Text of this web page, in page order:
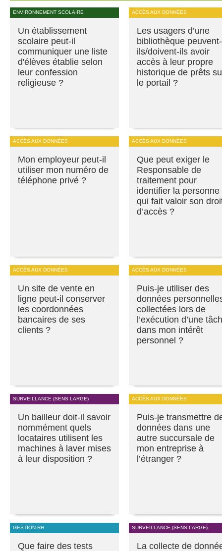
ENVIRONNEMENT SCOLAIRE
Un établissement
scolaire peut-il
communiquer une liste
d'élèves établie selon
leur confession
religieuse ?
ACCÈS AUX DONNÉES
Les usagers d’une
bibliothèque peuvent-
ils/doivent-ils avoir
accès à leur propre
historique de prêts
le portail ?
ACCÈS AUX DONNÉES
Mon employeur peut-il
utiliser mon numéro de
téléphone privé ?
ACCÈS AUX DONNÉES
Que peut exiger le
Responsable de
traitement pour
identifier la personne
qui fait valoir son
d’accès ?
ACCÈS AUX DONNÉES
Un site de vente en
ligne peut-il conserver
les coordonnées
bancaires de ses
clients ?
ACCÈS AUX DONNÉES
Puis-je utiliser des
données
collectées lors de
l’exécution d’une
dans mon intérêt
personnel ?
SURVEILLANCE (SENS LARGE)
Un bailleur doit-il savoir
nommément quels
locataires utilisent les
machines à laver mises
à leur disposition ?
ACCÈS AUX DONNÉES
Puis-je transmettre
données dans une
autre succursale de
mon entreprise à
l’étranger ?
GESTION RH
Que faire des tests
SURVEILLANCE (SENS LARGE)
La collecte de